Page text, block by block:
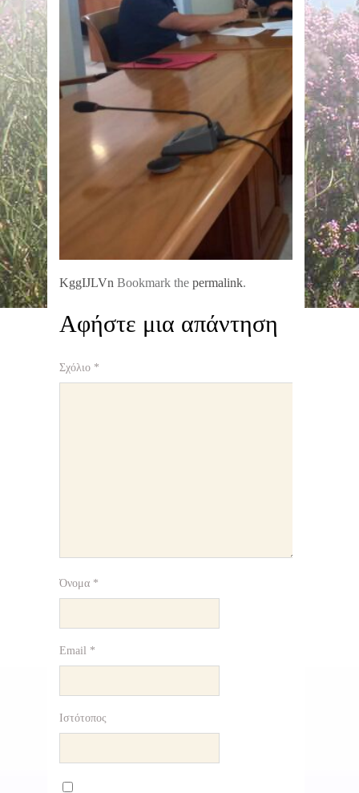
KggIJLVn Bookmark the permalink.
Αφήστε μια απάντηση
Σχόλιο *
Όνομα *
Email *
Ιστότοπος